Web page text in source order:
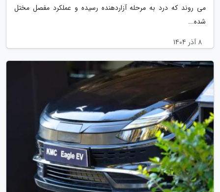
می روند که درد به مرحله آزاردهنده رسیده و عملکرد مفصل مختل
شده...
8 آذر 1404